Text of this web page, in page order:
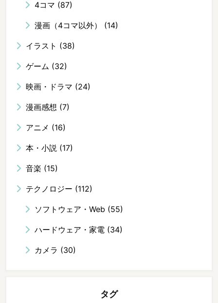
4コマ (87)
漫画（4コマ以外） (14)
イラスト (38)
ゲーム (32)
映画・ドラマ (24)
漫画感想 (7)
アニメ (16)
本・小説 (17)
音楽 (15)
テクノロジー (112)
ソフトウェア・Web (55)
ハードウェア・家電 (34)
カメラ (30)
タグ